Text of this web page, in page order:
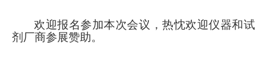
欢迎报名参加本次会议 ，热忱欢迎仪器和试
剂厂商参展赞助。